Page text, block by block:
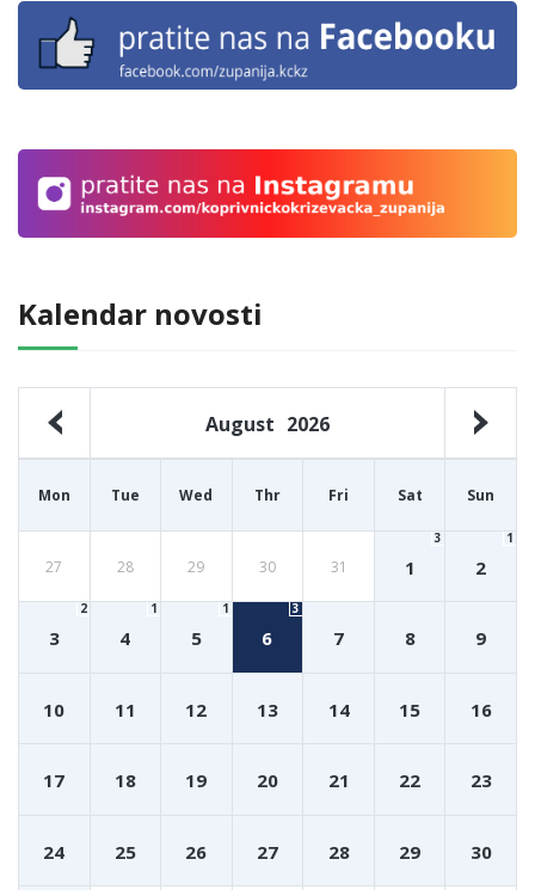
Kalendar novosti
August 2026
Mon Tue Wed Thr Fri Sat Sun
27 28 29 30 31 1
3
2
1
3
2
4
1
5
1
6
3
7 8 9
10 11 12 13 14 15 16
17 18 19 20 21 22 23
24 25 26 27 28 29 30